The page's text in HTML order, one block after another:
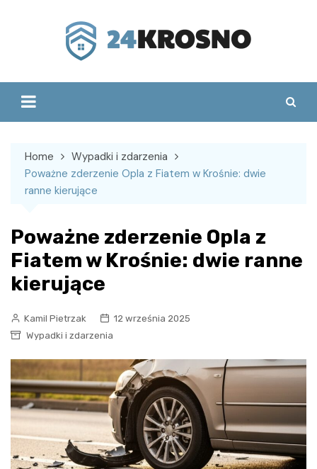
Home
Wypadki i zdarzenia
Poważne zderzenie Opla z Fiatem w Krośnie: dwie
ranne kierujące
Poważne zderzenie Opla z
Fiatem w Krośnie: dwie ranne
kierujące
Kamil Pietrzak
12 września 2025
Wypadki i zdarzenia